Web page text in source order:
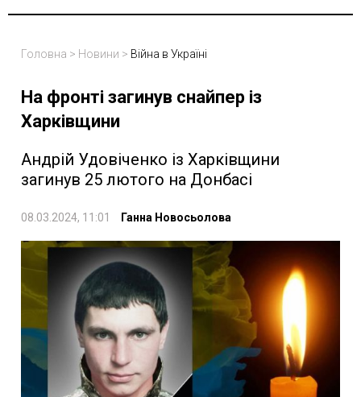
Головна > Новини > Війна в Україні
На фронті загинув снайпер із
Харківщини
Андрій Удовіченко із Харківщини
загинув 25 лютого на Донбасі
08.03.2024, 11:01 Ганна Новосьолова